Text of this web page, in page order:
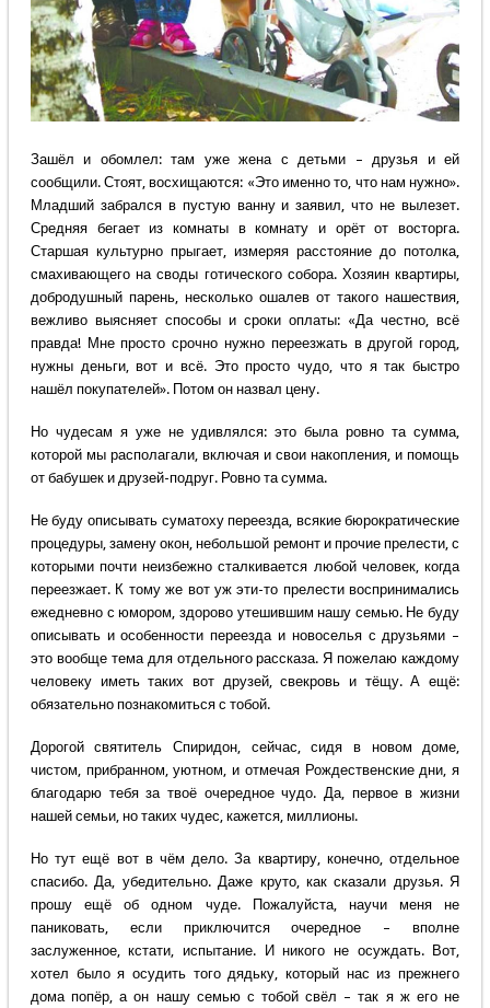
Зашёл и обомлел: там уже жена с детьми – друзья и ей
сообщили. Стоят, восхищаются: «Это именно то, что нам нужно».
Младший забрался в пустую ванну и заявил, что не вылезет.
Средняя бегает из комнаты в комнату и орёт от восторга.
Старшая культурно прыгает, измеряя расстояние до потолка,
смахивающего на своды готического собора. Хозяин квартиры,
добродушный парень, несколько ошалев от такого нашествия,
вежливо выясняет способы и сроки оплаты: «Да честно, всё
правда! Мне просто срочно нужно переезжать в другой город,
нужны деньги, вот и всё. Это просто чудо, что я так быстро
нашёл покупателей». Потом он назвал цену.
Но чудесам я уже не удивлялся: это была ровно та сумма,
которой мы располагали, включая и свои накопления, и помощь
от бабушек и друзей-подруг. Ровно та сумма.
Не буду описывать суматоху переезда, всякие бюрократические
процедуры, замену окон, небольшой ремонт и прочие прелести, с
которыми почти неизбежно сталкивается любой человек, когда
переезжает. К тому же вот уж эти-то прелести воспринимались
ежедневно с юмором, здорово утешившим нашу семью. Не буду
описывать и особенности переезда и новоселья с друзьями –
это вообще тема для отдельного рассказа. Я пожелаю каждому
человеку иметь таких вот друзей, свекровь и тёщу. А ещё:
обязательно познакомиться с тобой.
Дорогой святитель Спиридон, сейчас, сидя в новом доме,
чистом, прибранном, уютном, и отмечая Рождественские дни, я
благодарю тебя за твоё очередное чудо. Да, первое в жизни
нашей семьи, но таких чудес, кажется, миллионы.
Но тут ещё вот в чём дело. За квартиру, конечно, отдельное
спасибо. Да, убедительно. Даже круто, как сказали друзья. Я
прошу ещё об одном чуде. Пожалуйста, научи меня не
паниковать, если приключится очередное – вполне
заслуженное, кстати, испытание. И никого не осуждать. Вот,
хотел было я осудить того дядьку, который нас из прежнего
дома попёр, а он нашу семью с тобой свёл – так я ж его не